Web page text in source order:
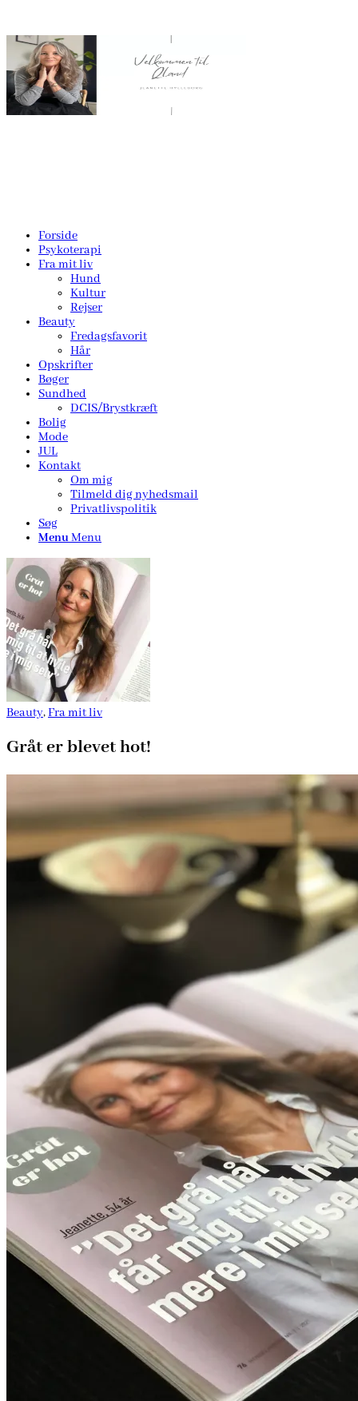
Forside
Psykoterapi
Fra mit liv
Hund
Kultur
Rejser
Beauty
Fredagsfavorit
Hår
Opskrifter
Bøger
Sundhed
DCIS/Brystkræft
Bolig
Mode
JUL
Kontakt
Om mig
Tilmeld dig nyhedsmail
Privatlivspolitik
Søg
MenuMenu
Beauty,Fra mit liv
Gråt er blevet hot!